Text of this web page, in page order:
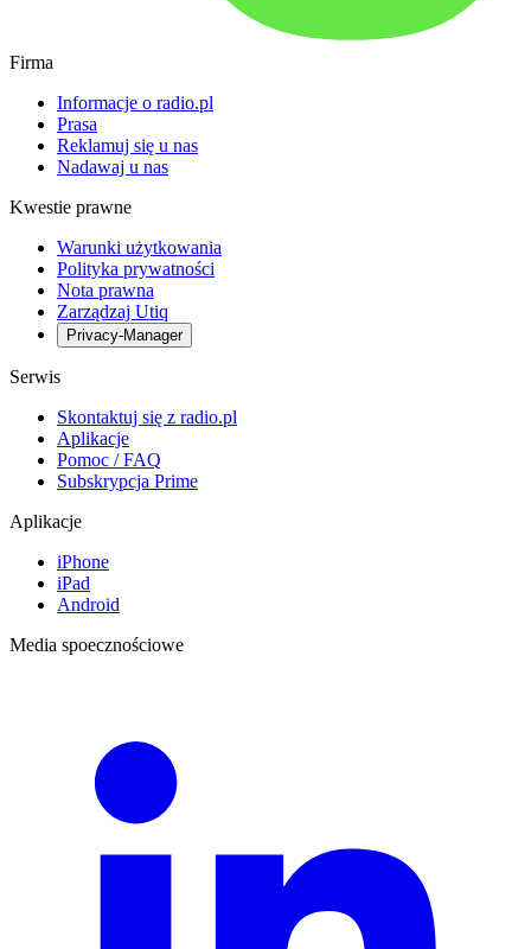
Firma
Informacje o radio.pl
Prasa
Reklamuj się u nas
Nadawaj u nas
Kwestie prawne
Warunki użytkowania
Polityka prywatności
Nota prawna
Zarządzaj Utiq
Privacy-Manager
Serwis
Skontaktuj się z radio.pl
Aplikacje
Pomoc / FAQ
Subskrypcja Prime
Aplikacje
iPhone
iPad
Android
Media spoecznościowe